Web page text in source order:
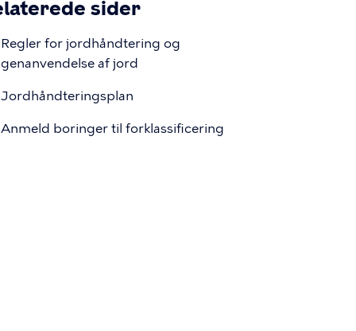
sider
Regler for jordhåndtering og
genanvendelse af jord
Jordhåndteringsplan
Anmeld boringer til forklassificering